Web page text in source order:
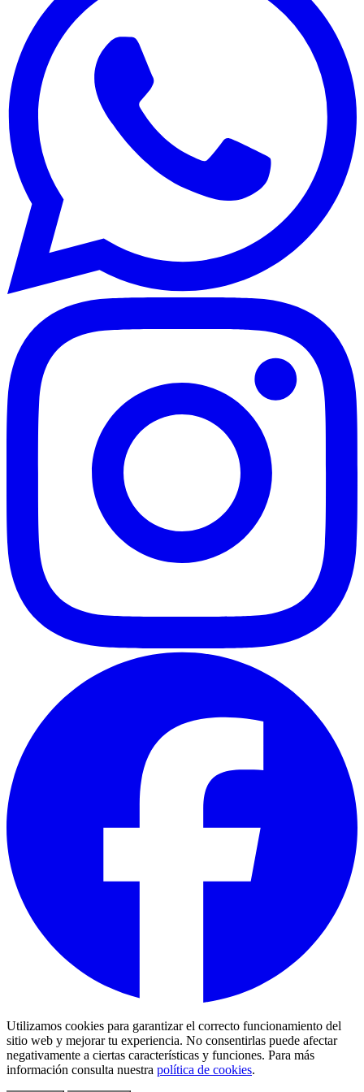
Utilizamos cookies para garantizar el correcto funcionamiento del
sitio web y mejorar tu experiencia. No consentirlas puede afectar
negativamente a ciertas características y funciones. Para más
información consulta nuestra política de cookies.